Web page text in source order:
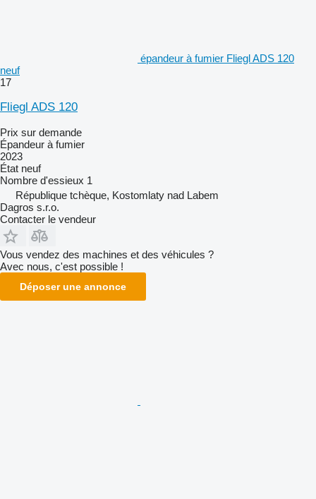
épandeur à fumier Fliegl ADS 120
neuf
17
Fliegl ADS 120
Prix sur demande
Épandeur à fumier
2023
État neuf
Nombre d'essieux 1
République tchèque, Kostomlaty nad Labem
Dagros s.r.o.
Contacter le vendeur
Vous vendez des machines et des véhicules ?
Avec nous, c'est possible !
Déposer une annonce